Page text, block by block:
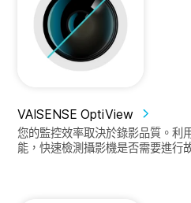
VAISENSE OptiView
您的監控效率取決於錄影品質。利
能，快速檢測攝影機是否需要進行